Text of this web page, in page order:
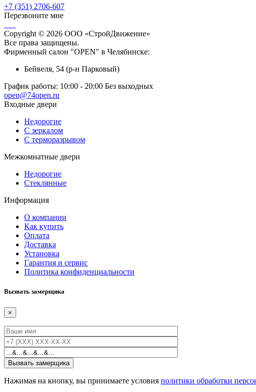
+7 (351) 2706-607
Перезвоните мне
Copyright © 2026 ООО «СтройДвижение»
Все права защищены.
Фирменный салон "OPEN" в Челябинске:
Бейвеля, 54 (р-н Парковый)
График работы: 10:00 - 20:00 Без выходных
open@74open.ru
Входные двери
Недорогие
С зеркалом
С терморазрывом
Межкомнатные двери
Недорогие
Стеклянные
Информация
О компании
Как купить
Оплата
Доставка
Установка
Гарантия и сервис
Политика конфиденциальности
Вызвать замерщика
×
Нажимая на кнопку, вы принимаете условия политики обработки